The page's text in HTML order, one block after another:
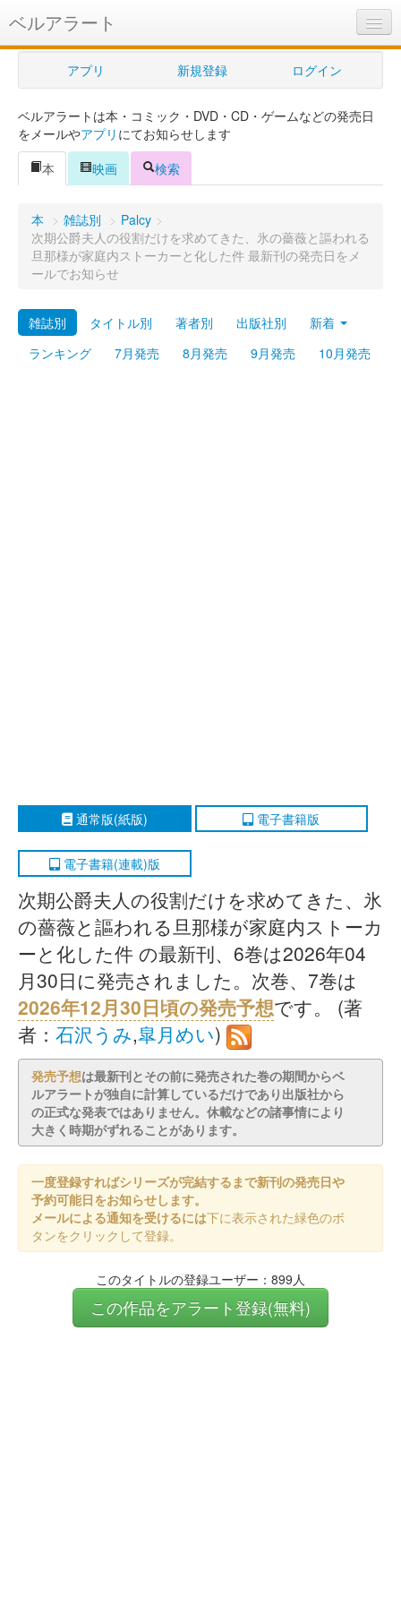
ベルアラート
ベルアラートとは
ヘルプ
新規登録
ログイン
購入管理
Myシェルフ
プレミアム
アプリ 新規登録 ログイン
ベルアラートは本・コミック・DVD・CD・ゲームなどの発売日
をメールやアプリ にてお知らせします
本
映画 検索
本 > 雑誌別 > Palcy >
次期公爵夫人の役割だけを求めてきた、氷の薔薇と謳われる
旦那様が家庭内ストーカーと化した件 最新刊の発売日をメ
ールでお知らせ
雑誌別 タイトル別 著者別 出版社別
新着
ランキング
7月発売 8月発売 9月発売 10月発売
通常版(紙版) 電子書籍版
電子書籍(連載)版
次期公爵夫人の役割だけを求めてきた、氷
の薔薇と謳われる旦那様が家庭内ストーカ
ーと化した件 の最新刊、6巻は2026年04
月30日に発売されました。次巻、7巻は
2026年12月30日頃の発売予想です。 (著
者： 石沢うみ,皐月めい)
発売予想は最新刊とその前に発売された巻の期間からベ
ルアラートが独自に計算しているだけであり出版社から
の正式な発表ではありません。休載などの諸事情により
大きく時期がずれることがあります。
一度登録すればシリーズが完結するまで新刊の発売日や
予約可能日をお知らせします。
メールによる通知を受けるには下に表示された緑色のボ
タンをクリックして登録。
このタイトルの登録ユーザー：899人
この作品をアラート登録(無料)